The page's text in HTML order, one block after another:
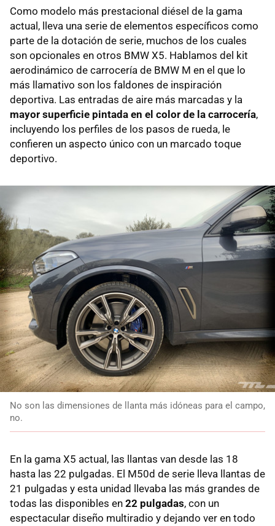
Como modelo más prestacional diésel de la gama
actual, lleva una serie de elementos específicos como
parte de la dotación de serie, muchos de los cuales
son opcionales en otros BMW X5. Hablamos del kit
aerodinámico de carrocería de BMW M en el que lo
más llamativo son los faldones de inspiración
deportiva. Las entradas de aire más marcadas y la
mayor superficie pintada en el color de la carrocería,
incluyendo los perfiles de los pasos de rueda, le
confieren un aspecto único con un marcado toque
deportivo.
No son las dimensiones de llanta más idóneas para el campo,
no.
En la gama X5 actual, las llantas van desde las 18
hasta las 22 pulgadas. El M50d de serie lleva llantas de
21 pulgadas y esta unidad llevaba las más grandes de
todas las disponibles en 22 pulgadas, con un
espectacular diseño multiradio y dejando ver en todo